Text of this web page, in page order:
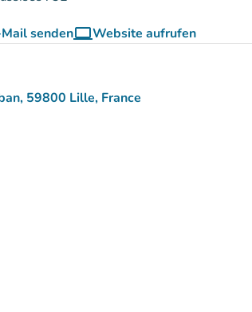
sendencomputerWebsite aufrufen
(new tab)
59800 Lille, France
(in Google Maps öffnen)
(new tab)